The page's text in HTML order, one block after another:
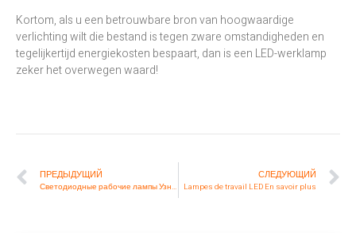
Kortom, als u een betrouwbare bron van hoogwaardige
verlichting wilt die bestand is tegen zware omstandigheden en
tegelijkertijd energiekosten bespaart, dan is een LED-werklamp
zeker het overwegen waard!
ПРЕДЫДУЩИЙ
Светодиодные рабочие лампы Узнать больше
СЛЕДУЮЩИЙ
Lampes de travail LED En savoir plus